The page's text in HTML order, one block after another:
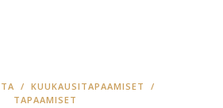
/ KUUKAUSITAPAAMISET
/
TAPAAMISET